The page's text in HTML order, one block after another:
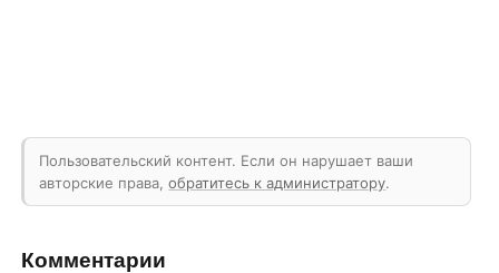
Пользовательский контент. Если он нарушает ваши
авторские права,обратитесь к администратору.
Комментарии